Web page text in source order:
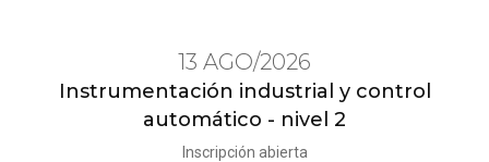
13 AGO/2026
Instrumentación industrial y control
automático - nivel 2
Inscripción abierta